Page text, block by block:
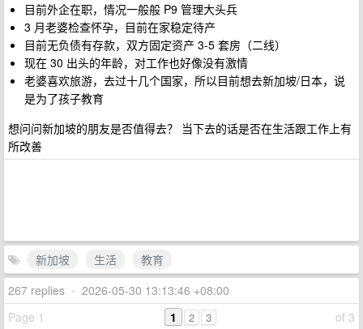
目前外企在职，情况一般般 P9 管理大头兵
3 月老婆检查怀孕，目前在家稳定待产
目前无负债有存款，双方固定资产 3-5 套房（二线）
现在 30 出头的年龄，对工作也好像没有激情
老婆喜欢旅游，去过十几个国家，所以目前想去新加坡/日本，说
是为了孩子教育
想问问新加坡的朋友是否值得去？ 当下去的话是否在生活跟工作上有
所改善
新加坡 生活
教育
267 replies • 2026-05-30 13:13:46 +08:00
Page 1
of 3
1 2 3